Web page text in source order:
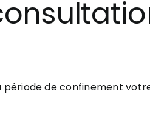
de confinement